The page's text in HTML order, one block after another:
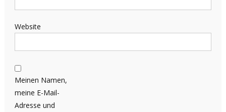
Website
Meinen Namen,
meine E-Mail-
Adresse und